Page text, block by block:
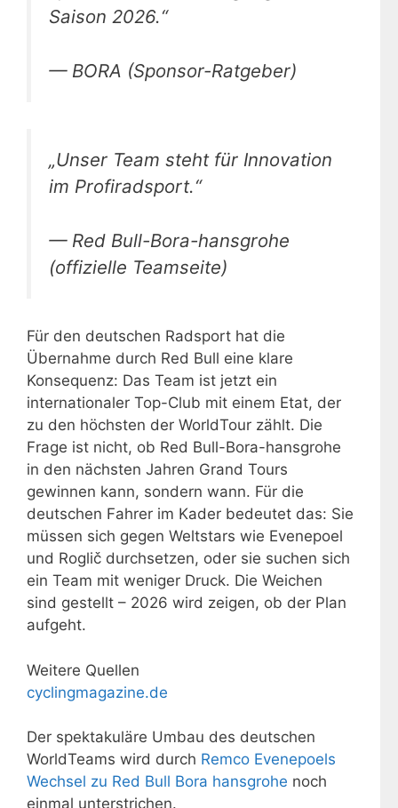
Saison 2026.“
— BORA (Sponsor-Ratgeber)
„Unser Team steht für Innovation
im Profiradsport.“
— Red Bull-Bora-hansgrohe
(offizielle Teamseite)
Für den deutschen Radsport hat die
Übernahme durch Red Bull eine klare
Konsequenz: Das Team ist jetzt ein
internationaler Top-Club mit einem Etat, der
zu den höchsten der WorldTour zählt. Die
Frage ist nicht, ob Red Bull-Bora-hansgrohe
in den nächsten Jahren Grand Tours
gewinnen kann, sondern wann. Für die
deutschen Fahrer im Kader bedeutet das: Sie
müssen sich gegen Weltstars wie Evenepoel
und Roglič durchsetzen, oder sie suchen sich
ein Team mit weniger Druck. Die Weichen
sind gestellt – 2026 wird zeigen, ob der Plan
aufgeht.
Weitere Quellen
cyclingmagazine.de
Der spektakuläre Umbau des deutschen
WorldTeams wird durch Remco Evenepoels
Wechsel zu Red Bull Bora hansgrohe noch
einmal unterstrichen.